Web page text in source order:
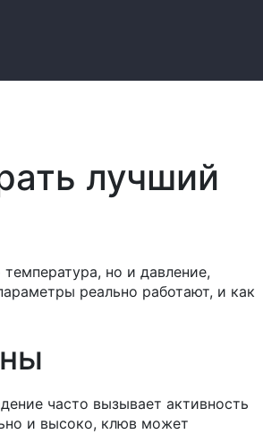
лучший
но и давление,
реально работают, и как
часто вызывает активность
и высоко, клюв может